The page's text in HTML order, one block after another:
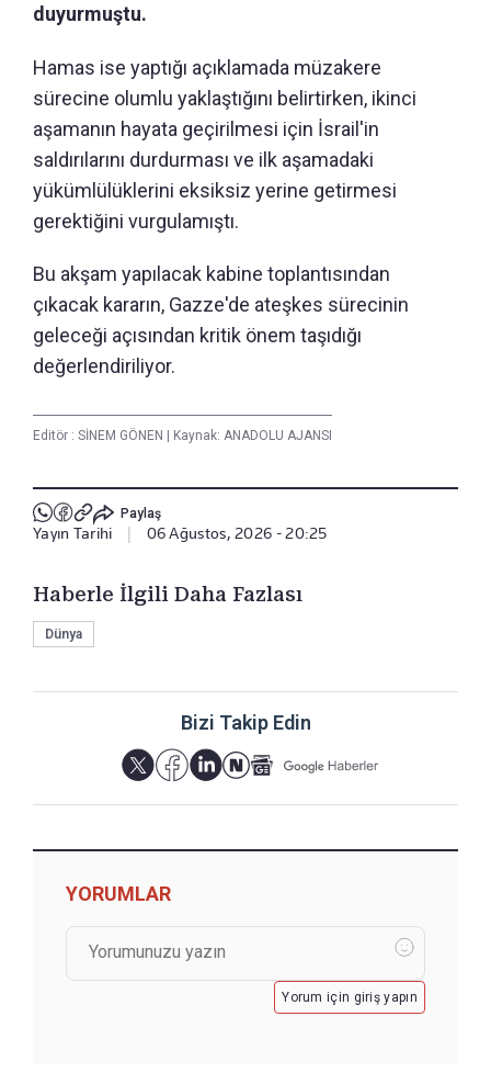
duyurmuştu.
Hamas ise yaptığı açıklamada müzakere
sürecine olumlu yaklaştığını belirtirken, ikinci
aşamanın hayata geçirilmesi için İsrail'in
saldırılarını durdurması ve ilk aşamadaki
yükümlülüklerini eksiksiz yerine getirmesi
gerektiğini vurgulamıştı.
Bu akşam yapılacak kabine toplantısından
çıkacak kararın, Gazze'de ateşkes sürecinin
geleceği açısından kritik önem taşıdığı
değerlendiriliyor.
Editör : SİNEM GÖNEN | Kaynak: ANADOLU AJANSI
Paylaş
Yayın Tarihi 06 Ağustos, 2026 - 20:25
Haberle İlgili Daha Fazlası
Dünya
Bizi Takip Edin
YORUMLAR
Yorum için giriş yapın